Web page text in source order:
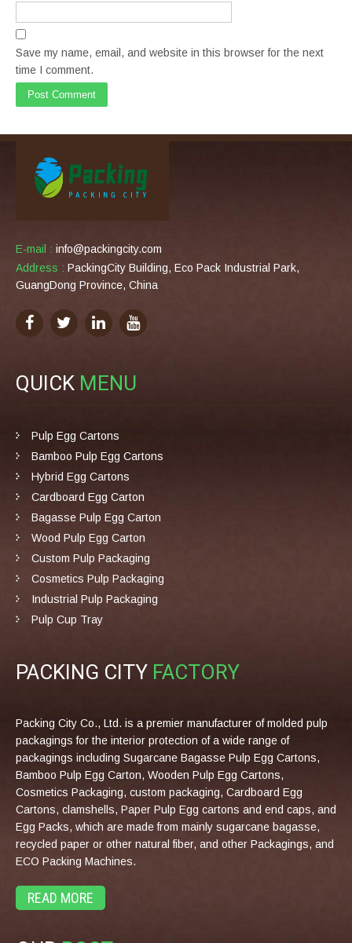
Save my name, email, and website in this browser for the next
time I comment.
E-mail : info@packingcity.com
Address : PackingCity Building, Eco Pack Industrial Park,
GuangDong Province, China
QUICK MENU
Pulp Egg Cartons
Bamboo Pulp Egg Cartons
Hybrid Egg Cartons
Cardboard Egg Carton
Bagasse Pulp Egg Carton
Wood Pulp Egg Carton
Custom Pulp Packaging
Cosmetics Pulp Packaging
Industrial Pulp Packaging
Pulp Cup Tray
PACKING CITY FACTORY
Packing City Co., Ltd. is a premier manufacturer of molded pulp
packagings for the interior protection of a wide range of
packagings including Sugarcane Bagasse Pulp Egg Cartons,
Bamboo Pulp Egg Carton, Wooden Pulp Egg Cartons,
Cosmetics Packaging, custom packaging, Cardboard Egg
Cartons, clamshells, Paper Pulp Egg cartons and end caps, and
Egg Packs, which are made from mainly sugarcane bagasse,
recycled paper or other natural fiber, and other Packagings, and
ECO Packing Machines.
READ MORE